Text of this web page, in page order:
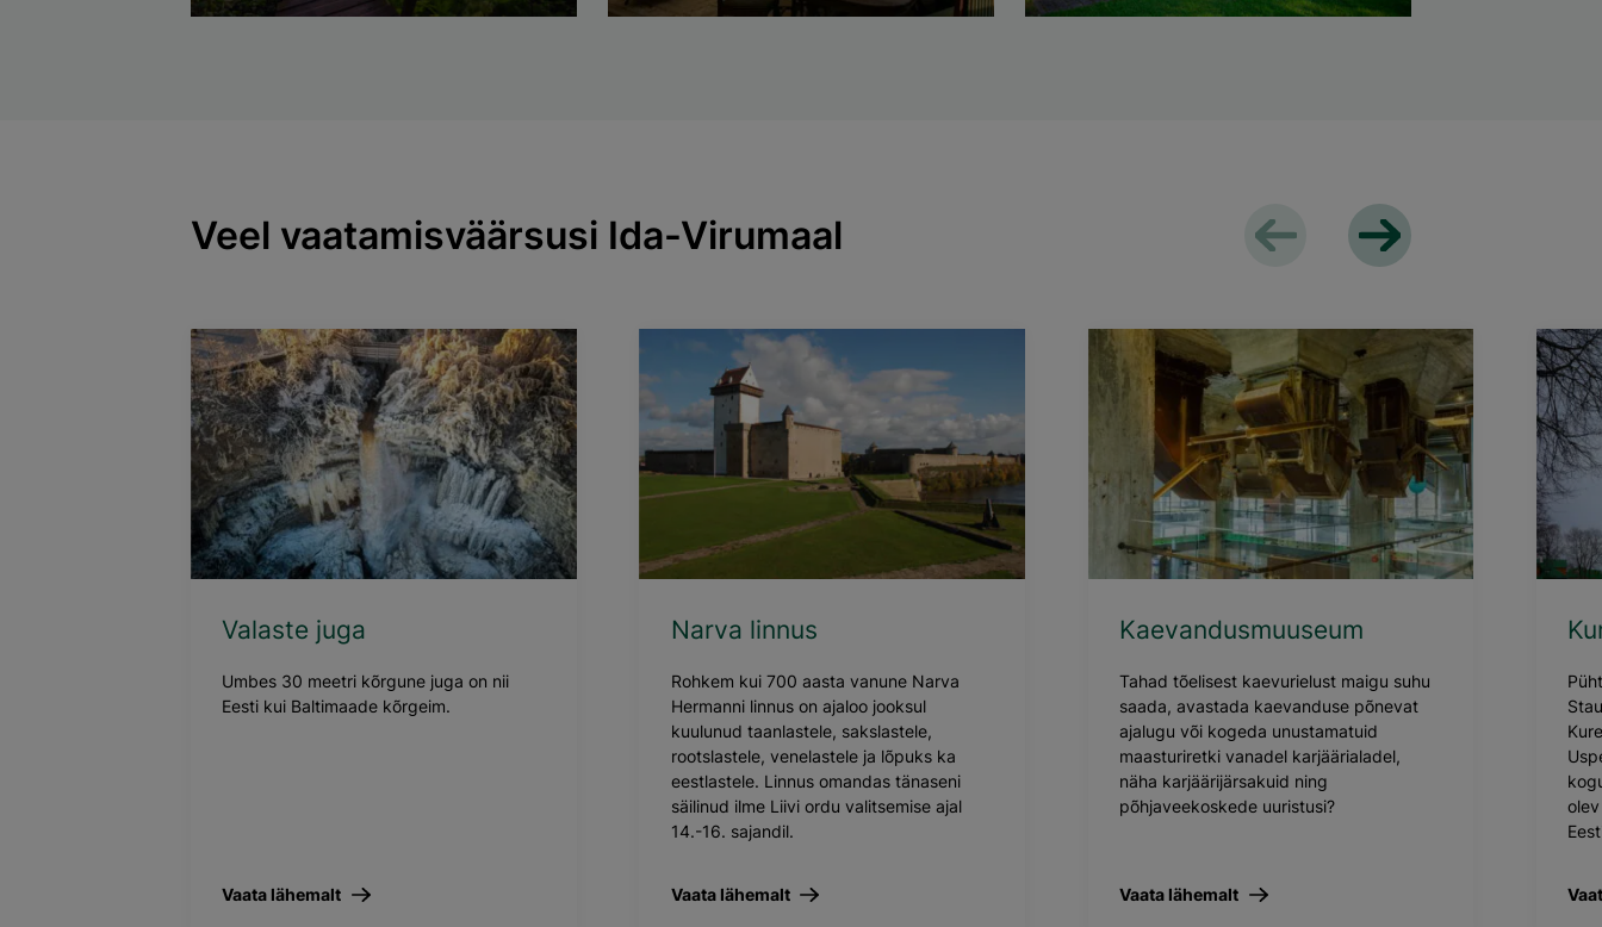
Veel vaatamisväärsusi Ida-Virumaal
Valaste juga
Umbes 30 meetri kõrgune juga on nii
Eesti kui Baltimaade kõrgeim.
Vaata lähemalt
Narva linnus
Rohkem kui 700 aasta vanune Narva
Hermanni linnus on ajaloo jooksul
kuulunud taanlastele, sakslastele,
rootslastele, venelastele ja lõpuks ka
eestlastele. Linnus omandas tänaseni
säilinud ilme Liivi ordu valitsemise ajal
14.-16. sajandil.
Vaata lähemalt
Kaevandusmuuseum
Tahad tõelisest kaevurielust maigu suhu
saada, avastada kaevanduse põnevat
ajalugu või kogeda unustamatuid
maasturiretki vanadel karjäärialadel,
näha karjäärijärsakuid ning
põhjaveekoskede uuristusi?
Vaata lähemalt